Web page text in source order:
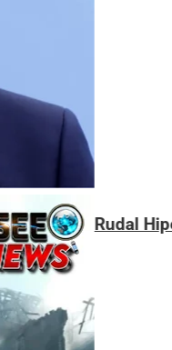
Rusia Serang